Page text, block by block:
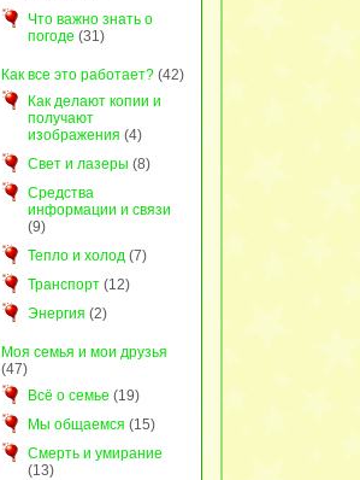
Что важно знать о
погоде (31)
Как все это работает?(42)
Как делают копии и
получают
изображения (4)
Свет и лазеры (8)
Средства
информации и связи
(9)
Тепло и холод(7)
Транспорт(12)
Энергия (2)
Моя семья и мои друзья
(47)
Всё о семье (19)
Мы общаемся (15)
Смерть и умирание
(13)